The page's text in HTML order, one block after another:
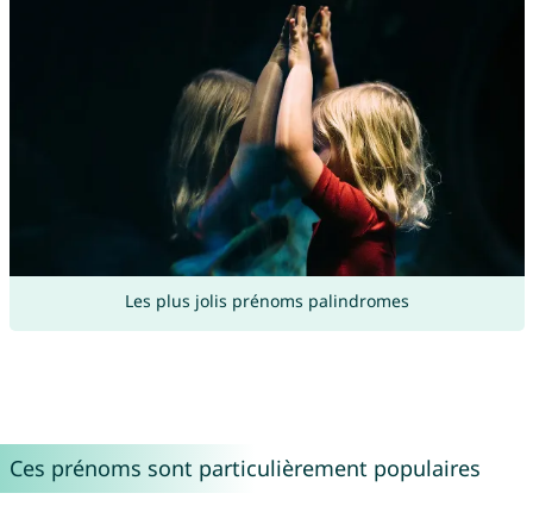
Les plus jolis prénoms palindromes
Ces prénoms sont particulièrement populaires